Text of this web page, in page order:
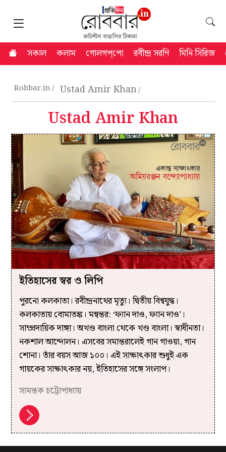
সকাল কলাম গোলগপ্‌পো রবীন্দ্র সরণি মিনি সিরিজ
Robbar.in Ustad Amir Khan
Ustad Amir Khan
ইতিহাসের স্বর ও লিপি
পুরনো কলকাতা। রবীন্দ্রনাথের মৃত্যু। দ্বিতীয় বিশ্বযুদ্ধ।
কলকাতায় বোমাতঙ্ক। মন্বন্তর: ‘ফ্যান দাও, ফ্যান দাও’।
সাম্প্রদায়িক দাঙ্গা। অখণ্ড বাংলা থেকে খণ্ড বাংলা। স্বাধীনতা।
নকশাল আন্দোলন। এসবের সমান্তরালেই গান গাওয়া, গান
শোনা। তাঁর বয়স আজ ১০০। এই সাক্ষাৎকার শুধুই এক
গায়কের সাক্ষাৎকার নয়, ইতিহাসের সঙ্গে সংলাপ।
স্যমন্তক চট্টোপাধ্যায়